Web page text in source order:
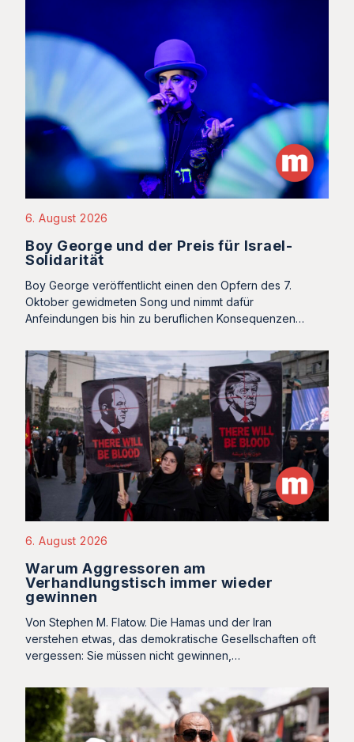
6. August 2026
Boy George und der Preis für Israel-
Solidarität
Boy George veröffentlicht einen den Opfern des 7.
Oktober gewidmeten Song und nimmt dafür
Anfeindungen bis hin zu beruflichen Konsequenzen…
6. August 2026
Warum Aggressoren am
Verhandlungstisch immer wieder
gewinnen
Von Stephen M. Flatow. Die Hamas und der Iran
verstehen etwas, das demokratische Gesellschaften oft
vergessen: Sie müssen nicht gewinnen,…